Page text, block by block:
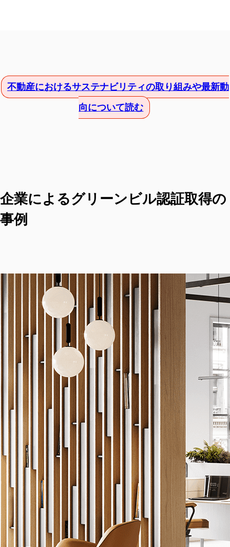
不動産におけるサステナビリティの取り組みや最新動
向について読む
企業によるグリーンビル認証取得の
事例